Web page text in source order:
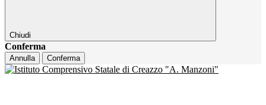
Chiudi
Conferma
Annulla Conferma